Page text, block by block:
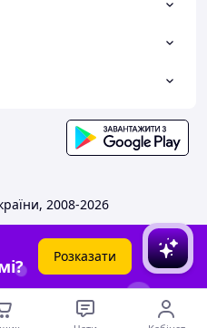
2008-2026
Розказати